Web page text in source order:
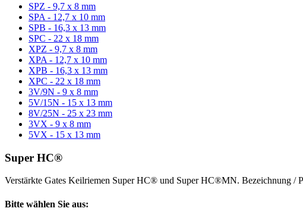
SPZ - 9,7 x 8 mm
SPA - 12,7 x 10 mm
SPB - 16,3 x 13 mm
SPC - 22 x 18 mm
XPZ - 9,7 x 8 mm
XPA - 12,7 x 10 mm
XPB - 16,3 x 13 mm
XPC - 22 x 18 mm
3V/9N - 9 x 8 mm
5V/15N - 15 x 13 mm
8V/25N - 25 x 23 mm
3VX - 9 x 8 mm
5VX - 15 x 13 mm
Super HC®
Verstärkte Gates Keilriemen Super HC® und Super HC®MN. Bezeichnung /
Bitte wählen Sie aus: